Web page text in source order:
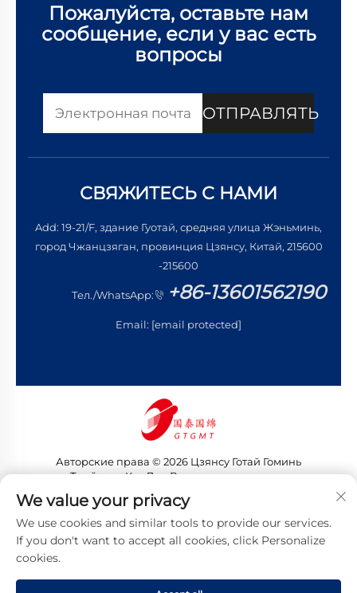
Пожалуйста, оставьте нам
сообщение, если у вас есть
вопросы
ОТПРАВЛЯТЬ
СВЯЖИТЕСЬ С НАМИ
Add: 19-21/F, здание Гуотай, средняя улица Жэньминь,
город Чжанцзяган, провинция Цзянсу, Китай, 215600
-215600
Тел./WhatsApp: +86-13601562190
Email: [email protected]
Авторские права © 2026 Цзянсу Готай Гоминь
Трейдинг Ко., Лтд. Все права защищены
Политика конфиденциальности
We value your privacy
We use cookies and similar tools to provide our services.
If you don't want to accept all cookies, click Personalize
cookies.